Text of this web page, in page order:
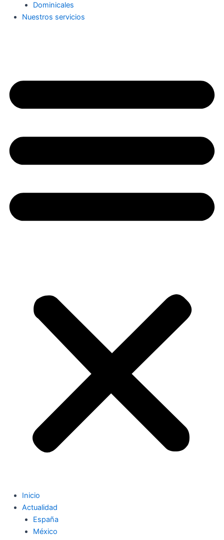
Dominicales
Nuestros servicios
Inicio
Actualidad
España
México